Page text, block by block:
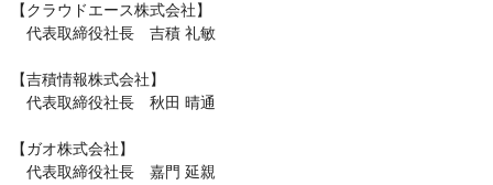
【クラウドエース株式会社】
代表取締役社長　吉積 礼敏
【吉積情報株式会社】
代表取締役社長　秋田 晴通
【ガオ株式会社】
代表取締役社長　嘉門 延親